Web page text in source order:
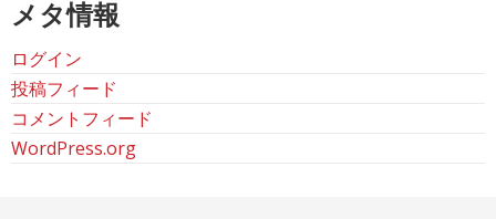
メタ情報
ログイン
投稿フィード
コメントフィード
WordPress.org